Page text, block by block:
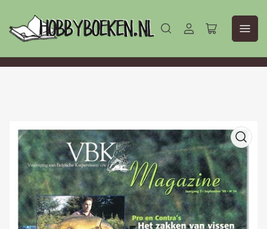
Aanmelden
Mini-
winkelwagen
openen